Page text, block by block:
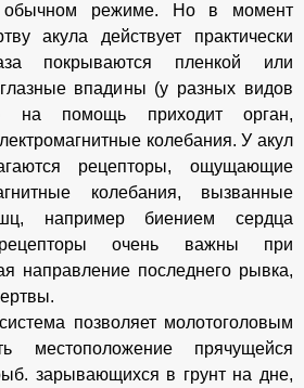
обычном режиме. Но в момент
акула действует практически
покрываются пленкой или
впадины (у разных видов
на помощь приходит орган,
колебания. У акул
рецепторы, ощущающие
колебания, вызванные
например биением сердца
очень важны при
направление последнего рывка,
позволяет молотоголовым
местоположение прячущейся
зарывающихся в грунт на дне,